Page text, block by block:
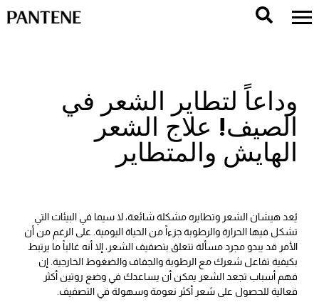
وداعاً لتطاير الشعر في
الصيف! علاج الشعر
الهايش والمتطاير
يُعد هيشان الشعر وتطايره مشكلة شائعة، لا سيما في البيئات التي
تشكل فيها الحرارة والرطوبة جزءاً من الحياة اليومية. على الرغم من أن
الأمر قد يبدو مجرد مسألة تتعلق بتصفيف الشعر، إلا أنه غالباً ما يرتبط
بكيفية تفاعل شعرك مع الرطوبة والجفاف والضغوط الخارجية. إن
فهم أسباب تجعد الشعر يمكن أن يساعدك في وضع روتين أكثر
فعالية للحصول على شعر أكثر نعومة وسهولة في التصفيف.